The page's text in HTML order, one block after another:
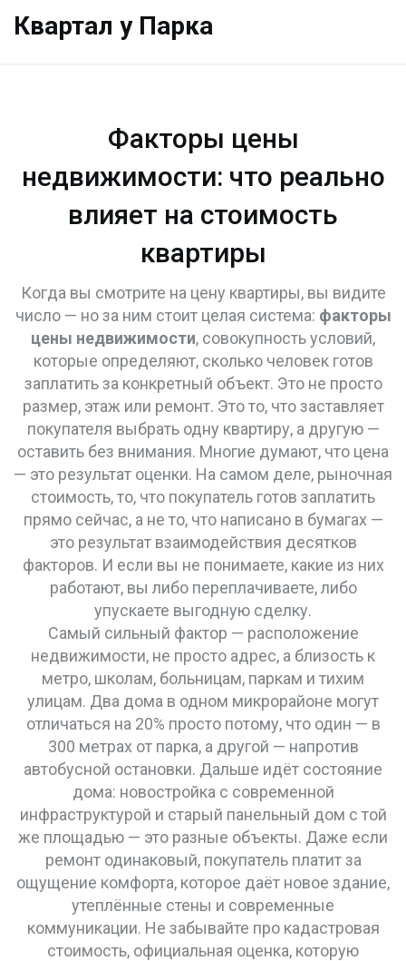
Квартал у Парка
Факторы цены
недвижимости: что реально
влияет на стоимость
квартиры
Когда вы смотрите на цену квартиры, вы видите
число — но за ним стоит целая система: факторы
цены недвижимости, совокупность условий,
которые определяют, сколько человек готов
заплатить за конкретный объект. Это не просто
размер, этаж или ремонт. Это то, что заставляет
покупателя выбрать одну квартиру, а другую —
оставить без внимания. Многие думают, что цена
— это результат оценки. На самом деле, рыночная
стоимость,то, что покупатель готов заплатить
прямо сейчас, а не то, что написано в бумагах —
это результат взаимодействия десятков
факторов. И если вы не понимаете, какие из них
работают, вы либо переплачиваете, либо
упускаете выгодную сделку.
Самый сильный фактор — расположение
недвижимости, не просто адрес, а близость к
метро, школам, больницам, паркам и тихим
улицам. Два дома в одном микрорайоне могут
отличаться на 20% просто потому, что один — в
300 метрах от парка, а другой — напротив
автобусной остановки. Дальше идёт состояние
дома: новостройка с современной
инфраструктурой и старый панельный дом с той
же площадью — это разные объекты. Даже если
ремонт одинаковый, покупатель платит за
ощущение комфорта, которое даёт новое здание,
утеплённые стены и современные
коммуникации. Не забывайте про кадастровая
стоимость, официальная оценка, которую